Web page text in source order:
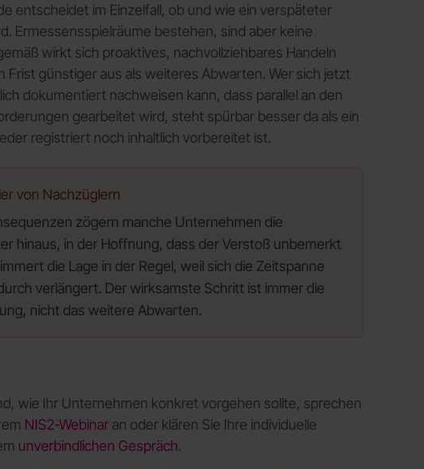
entscheidet im Einzelfall, ob und wie ein verspäteter
Ermessensspielräume bestehen, sind aber keine
wirkt sich proaktives, nachvollziehbares Handeln
Frist günstiger aus als weiteres Abwarten. Wer sich jetzt
dokumentiert nachweisen kann, dass parallel an den
gearbeitet wird, steht spürbar besser da als ein
registriert noch inhaltlich vorbereitet ist.
von Nachzüglern
zögern manche Unternehmen die
hinaus, in der Hoffnung, dass der Verstoß unbemerkt
die Lage in der Regel, weil sich die Zeitspanne
verlängert. Der wirksamste Schritt ist immer die
nicht das weitere Abwarten.
wie Ihr Unternehmen konkret vorgehen sollte, sprechen
NIS2-Webinaran oder klären Sie Ihre individuelle
unverbindlichen Gespräch.